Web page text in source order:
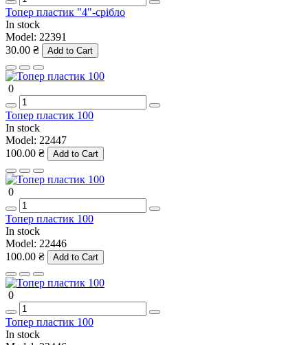
Топер пластик "4"-срібло
In stock
Model: 22391
30.00 ₴
Add to Cart
0
Топер пластик 100
In stock
Model: 22447
100.00 ₴
Add to Cart
0
Топер пластик 100
In stock
Model: 22446
100.00 ₴
Add to Cart
0
Топер пластик 100
In stock